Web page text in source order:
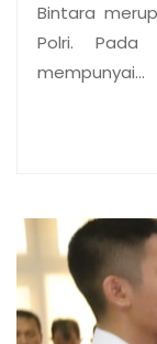
Bintara
Polri. Pada
mempunyai…